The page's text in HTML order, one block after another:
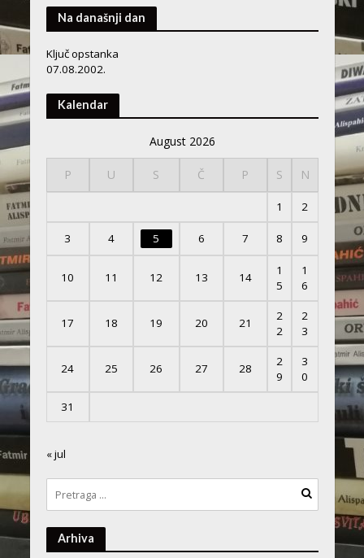
Na današnji dan
Ključ opstanka
07.08.2002.
Kalendar
August 2026
P U S Č P S N
1 2
3 4 5 6 7 8 9
10 11 12 13 14
1
5
1
6
17 18 19 20 21
2
2
2
3
24 25 26 27 28
2
9
3
0
31
« jul
Arhiva